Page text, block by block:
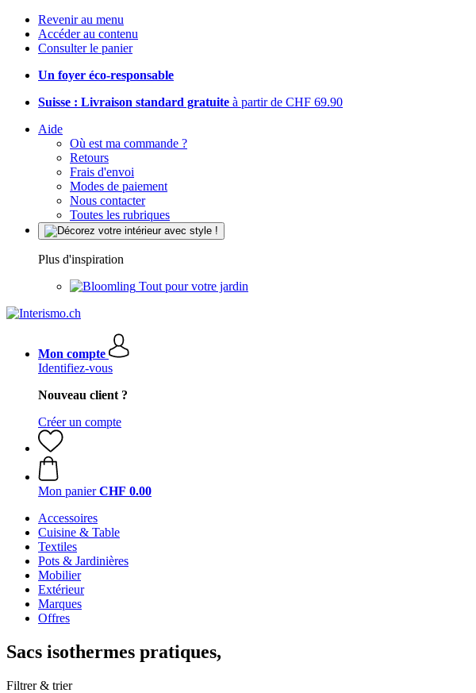
Revenir au menu
Accéder au contenu
Consulter le panier
Un foyer éco-responsable
Suisse : Livraison standard gratuite à partir de CHF 69.90
Aide
Où est ma commande ?
Retours
Frais d'envoi
Modes de paiement
Nous contacter
Toutes les rubriques
Plus d'inspiration
Tout pour votre jardin
Mon compte
Identifiez-vous
Nouveau client ?
Créer un compte
Mon panier CHF 0.00
Accessoires
Cuisine & Table
Textiles
Pots & Jardinières
Mobilier
Extérieur
Marques
Offres
Sacs isothermes pratiques,
Filtrer & trier